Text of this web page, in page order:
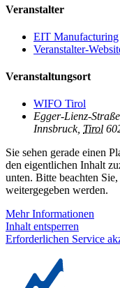
Veranstalter
EIT Manufacturing
Veranstalter-
Veranstaltungsort
WIFO Tirol
Egger-Lienz-
Innsbruck, Tirol
Sie sehen gerade einen
den eigentlichen Inhalt
unten. Bitte beachten
weitergegeben werden.
Mehr Informationen
Inhalt entsperren
Erforderlichen Service